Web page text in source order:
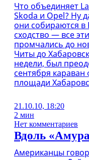
Что объединяет
Skoda и Opel? Ну
они собираются в
сходство — все
промчались до
Читы до
недели, был
сентября
площади
21.10.10, 18:20
2 мин
Нет комментариев
Вдоль
Американцы